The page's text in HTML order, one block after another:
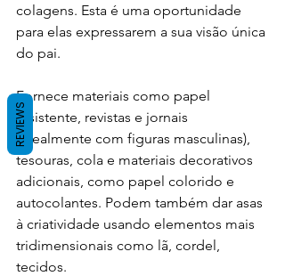
colagens. Esta é uma oportunidade
para elas expressarem a sua visão única
do pai.
Fornece materiais como papel
resistente, revistas e jornais
(idealmente com figuras masculinas),
tesouras, cola e materiais decorativos
adicionais, como papel colorido e
autocolantes. Podem também dar asas
à criatividade usando elementos mais
tridimensionais como lã, cordel,
tecidos.
REVIEWS